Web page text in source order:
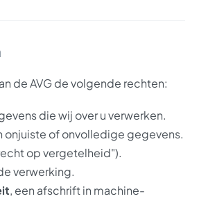
de AVG de volgende rechten:
die wij over u verwerken.
onjuiste of onvolledige gegevens.
op vergetelheid").
verwerking.
, een afschrift in machine-